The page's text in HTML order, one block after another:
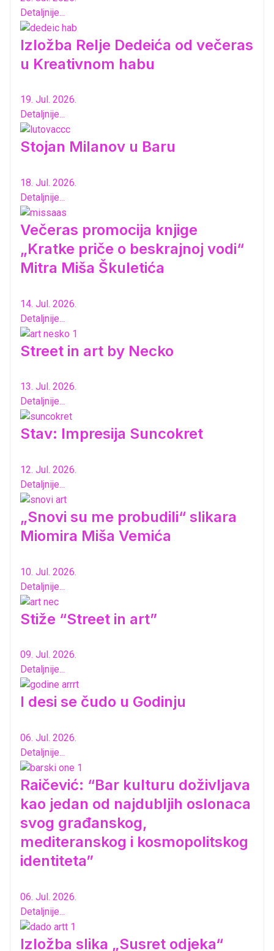
Detaljnije...
Izložba Relje Dedeića od večeras
u Kreativnom habu
19. Jul. 2026.
Detaljnije...
Stojan Milanov u Baru
18. Jul. 2026.
Detaljnije...
Večeras promocija knjige
„Kratke priče o beskrajnoj vodi“
Mitra Miša Škuletića
14. Jul. 2026.
Detaljnije...
Street in art by Necko
13. Jul. 2026.
Detaljnije...
Stav: Impresija Suncokret
12. Jul. 2026.
Detaljnije...
„Snovi su me probudili“ slikara
Miomira Miša Vemića
10. Jul. 2026.
Detaljnije...
Stiže “Street in art”
09. Jul. 2026.
Detaljnije...
I desi se čudo u Godinju
06. Jul. 2026.
Detaljnije...
Raičević: “Bar kulturu doživljava
kao jedan od najdubljih oslonaca
svog građanskog,
mediteranskog i kosmopolitskog
identiteta”
06. Jul. 2026.
Detaljnije...
Izložba slika „Susret odjeka“